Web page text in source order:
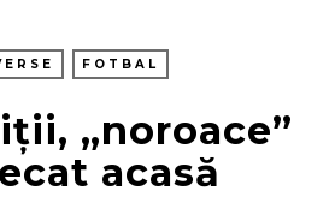
FOTBAL
„noroace”
acasă